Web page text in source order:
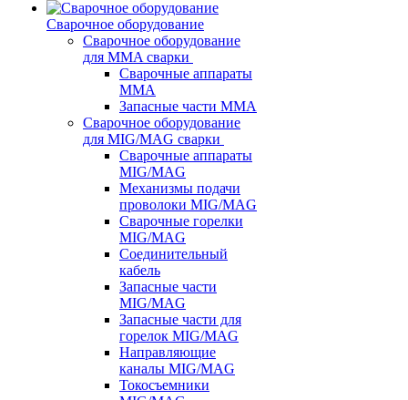
Сварочное оборудование
Сварочное оборудование
для MMA сварки
Сварочные аппараты
MMA
Запасные части MMA
Сварочное оборудование
для MIG/MAG сварки
Сварочные аппараты
MIG/MAG
Механизмы подачи
проволоки MIG/MAG
Сварочные горелки
MIG/MAG
Соединительный
кабель
Запасные части
MIG/MAG
Запасные части для
горелок MIG/MAG
Направляющие
каналы MIG/MAG
Токосъемники